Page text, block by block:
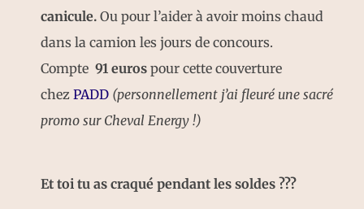
canicule. Ou pour l’aider à avoir moins chaud
dans la camion les jours de concours.
Compte 91 euros pour cette couverture
chez PADD (personnellement j’ai fleuré une sacré
promo sur Cheval Energy !)
Et toi tu as craqué pendant les soldes ???